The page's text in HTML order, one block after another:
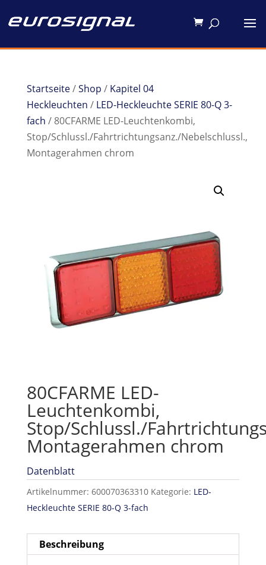
Startseite/Shop / Kapitel 04
Heckleuchten / LED-Heckleuchte SERIE 80-Q 3-
fach / 80CFARME LED-Leuchtenkombi,
Stop/Schlussl./Fahrtrichtungsanz./Nebelschlussl.,
Montagerahmen chrom
80CFARME LED-
Leuchtenkombi,
Stop/Schlussl./
Montagerahmen chrom
Datenblatt
Artikelnummer: 600070363310 Kategorie: LED-
Heckleuchte SERIE 80-Q 3-fach
Beschreibung